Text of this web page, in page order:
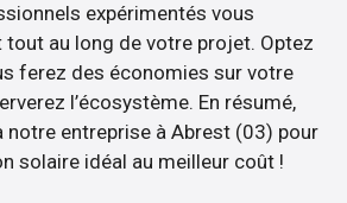
expérimentés vous
au long de votre projet. Optez
ferez des économies sur votre
l’écosystème. En résumé,
entreprise à Abrest (03) pour
solaire idéal au meilleur coût !